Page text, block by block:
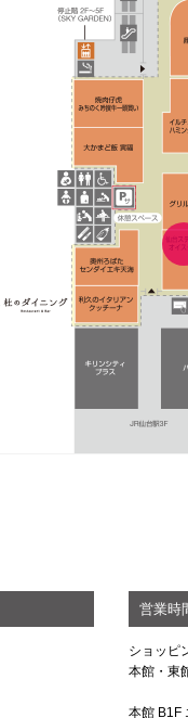
営業時
ショッピ
本館・東
本館 B1F